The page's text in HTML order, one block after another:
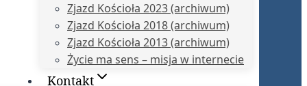
Zjazd Kościoła 2023 (archiwum)
Zjazd Kościoła 2018 (archiwum)
Zjazd Kościoła 2013 (archiwum)
Życie ma sens – misja w internecie
Kontakt